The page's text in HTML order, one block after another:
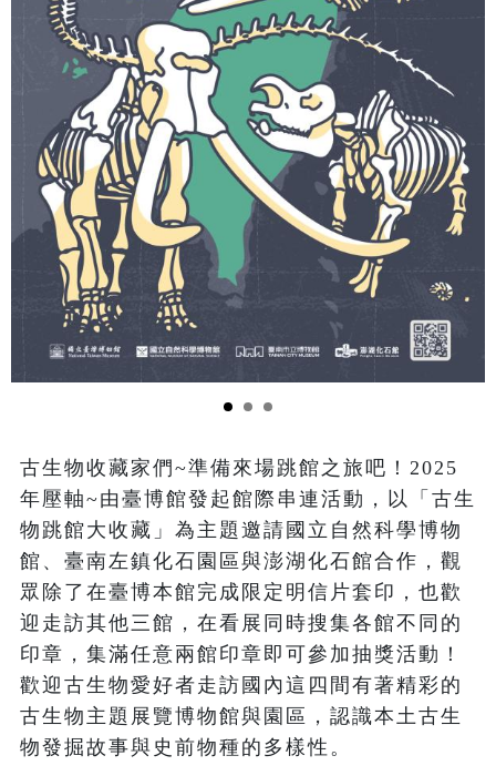
古生物收藏家們~準備來場跳館之旅吧！2025
年壓軸~由臺博館發起館際串連活動，以「古生
物跳館大收藏」為主題邀請國立自然科學博物
館、臺南左鎮化石園區與澎湖化石館合作，觀
眾除了在臺博本館完成限定明信片套印，也歡
迎走訪其他三館，在看展同時搜集各館不同的
印章，集滿任意兩館印章即可參加抽獎活動！
歡迎古生物愛好者走訪國內這四間有著精彩的
古生物主題展覽博物館與園區，認識本土古生
物發掘故事與史前物種的多樣性。